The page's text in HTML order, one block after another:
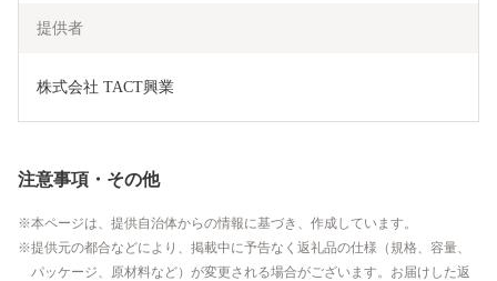
提供者
株式会社 TACT興業
注意事項・その他
本ページは、提供自治体からの情報に基づき、作成しています。
提供元の都合などにより、掲載中に予告なく返礼品の仕様（規格、容量、
パッケージ、原材料など）が変更される場合がございます。お届けした返